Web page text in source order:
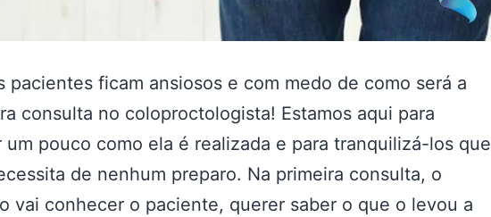
pacientes ficam ansiosos e com medo de como será a
consulta no coloproctologista! Estamos aqui para
um pouco como ela é realizada e para tranquilizá-los que
de nenhum preparo. Na primeira consulta, o
vai conhecer o paciente, querer saber o que o levou a